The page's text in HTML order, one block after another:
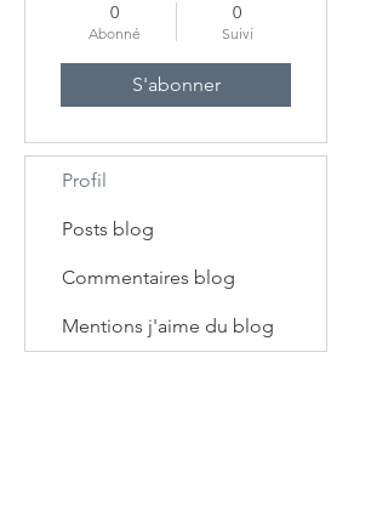
0
Abonné
0
Suivi
S'abonner
Profil
Posts blog
Commentaires blog
Mentions j'aime du blog